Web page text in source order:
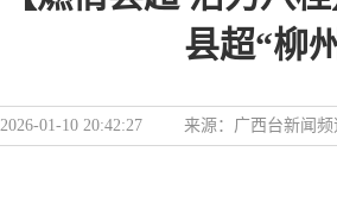
县超“柳
2026-01-10 20:42:27 来源： 广西台新闻频